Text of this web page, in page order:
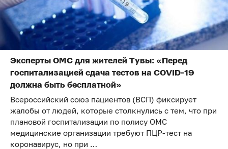
Эксперты ОМС для жителей Тувы: «Перед
госпитализацией сдача тестов на COVID-19
должна быть бесплатной»
Всероссийский союз пациентов (ВСП) фиксирует
жалобы от людей, которые столкнулись с тем, что при
плановой госпитализации по полису ОМС
медицинские организации требуют ПЦР-тест на
коронавирус, но при …